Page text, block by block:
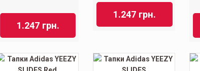
1.247 грн.
1.247 грн.